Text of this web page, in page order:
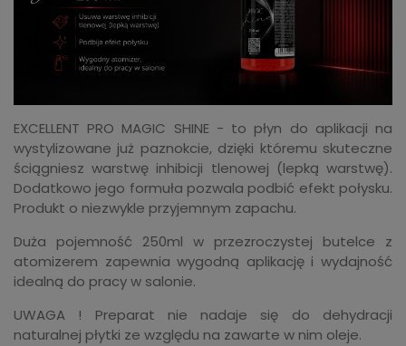
EXCELLENT PRO MAGIC SHINE - to płyn do aplikacji na
wystylizowane już paznokcie, dzięki któremu skuteczne
ściągniesz warstwę inhibicji tlenowej (lepką warstwę).
Dodatkowo jego formuła pozwala podbić efekt połysku.
Produkt o niezwykle przyjemnym zapachu.
Duża pojemność 250ml w przezroczystej butelce z
atomizerem zapewnia wygodną aplikację i wydajność
idealną do pracy w salonie.
UWAGA ! Preparat nie nadaje się do dehydracji
naturalnej płytki ze względu na zawarte w nim oleje.